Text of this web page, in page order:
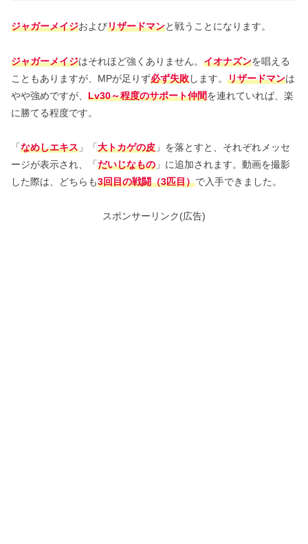
ジャガーメイジおよびリザードマンと戦うことになります。
ジャガーメイジはそれほど強くありません。 イオナズンを唱える
こともありますが、MPが足りず必ず失敗します。 リザードマンは
やや強めですが、 Lv30～程度のサポート仲間を連れていれば、楽
に勝てる程度です。
「なめしエキス 」「大トカゲの皮 」を落とすと、それぞれメッセ
ージが表示され、「だいじなもの 」に追加されます。動画を撮影
した際は、どちらも3回目の戦闘（3匹目）で入手できました。
スポンサーリンク(広告)